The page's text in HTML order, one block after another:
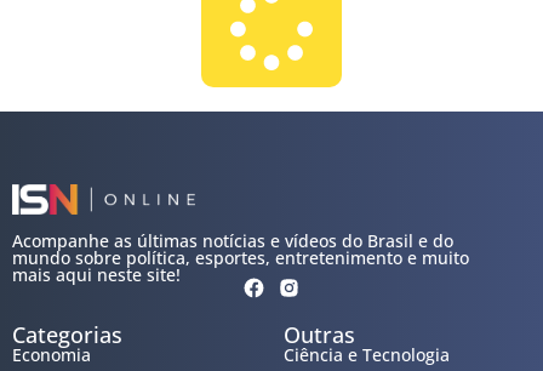
Acompanhe as últimas notícias e vídeos do Brasil e do
mundo sobre política, esportes, entretenimento e muito
mais aqui neste site!
Categorias
Economia
Outras
Ciência e Tecnologia